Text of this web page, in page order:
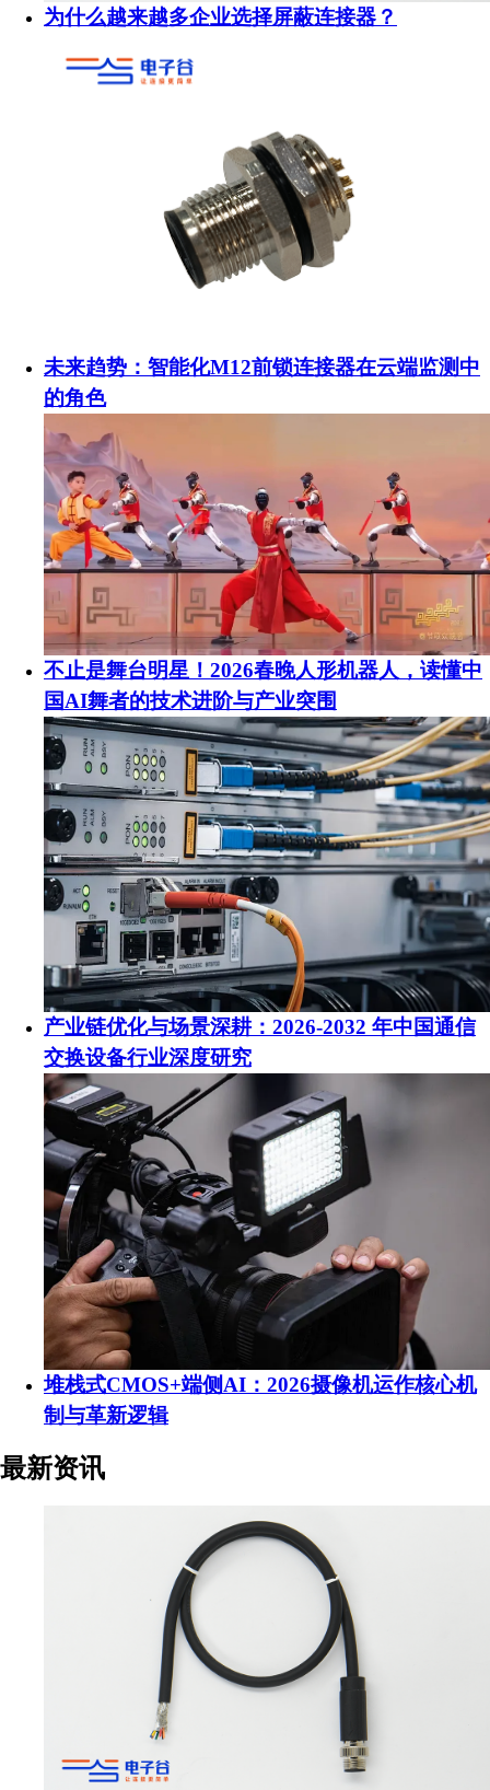
为什么越来越多企业选择屏蔽连接器？
未来趋势：智能化M12前锁连接器在云端监测中
的角色
不止是舞台明星！2026春晚人形机器人，读懂中
国AI舞者的技术进阶与产业突围
产业链优化与场景深耕：2026-2032 年中国通信
交换设备行业深度研究
堆栈式CMOS+端侧AI：2026摄像机运作核心机
制与革新逻辑
最新资讯